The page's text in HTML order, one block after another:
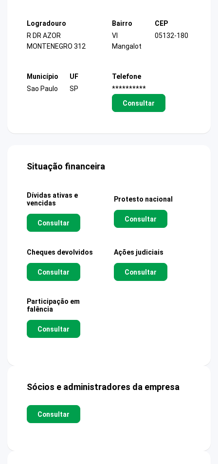
Logradouro
R DR AZOR
MONTENEGRO 312
Bairro
Vl
Mangalot
CEP
05132-180
Município
Sao Paulo
UF
SP
Telefone
**********
Consultar
Situação financeira
Dívidas ativas e
vencidas
Consultar
Protesto nacional
Consultar
Cheques devolvidos
Consultar
Ações judiciais
Consultar
Participação em
falência
Consultar
Sócios e administradores da empresa
Consultar